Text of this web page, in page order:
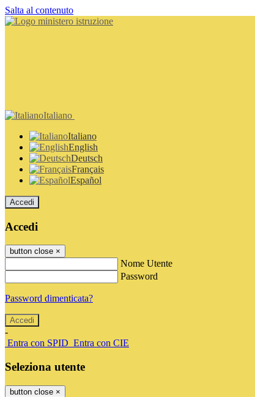
Salta al contenuto
Italiano
Italiano
English
Deutsch
Français
Español
Accedi
Accedi
button close ×
Nome Utente
Password
Password dimenticata?
-
Entra con SPID Entra con CIE
Seleziona utente
button close ×